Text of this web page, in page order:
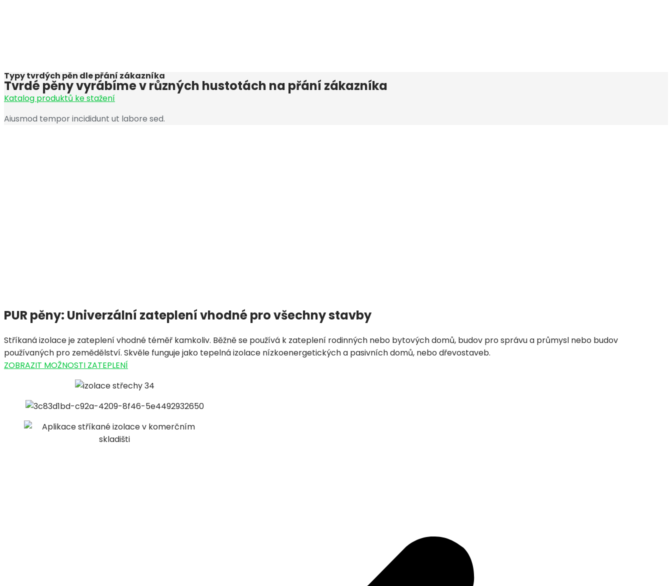
Typy tvrdých pěn dle přání zákazníka
Tvrdé pěny vyrábíme v různých hustotách na přání zákazníka
Katalog produktů ke stažení
Aiusmod tempor incididunt ut labore sed.
PUR pěny: Univerzální zateplení vhodné pro všechny stavby
Stříkaná izolace je zateplení vhodné téměř kamkoliv. Běžně se používá k zateplení rodinných nebo bytových domů, budov pro správu a průmysl nebo budov
používaných pro zemědělství. Skvěle funguje jako tepelná izolace nízkoenergetických a pasivních domů, nebo dřevostaveb.
ZOBRAZIT MOŽNOSTI ZATEPLENÍ